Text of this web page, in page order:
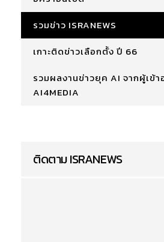
รวมข่าว ISRANEWS
เกาะติดข่าวเลือกตั้ง ปี 66
รวมผลงานข่าวยุค AI จากผู้เข้
AI4MEDIA
ติดตาม ISRANEWS